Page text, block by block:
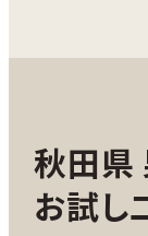
秋田県
お試し